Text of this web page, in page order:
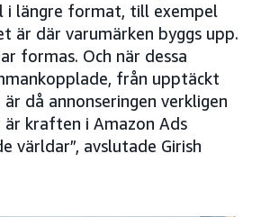
i längre format, till exempel
är där varumärken byggs upp.
formas. Och när dessa
från upptäckt
då annonseringen verkligen
är kraften i Amazon Ads
världar”, avslutade Girish